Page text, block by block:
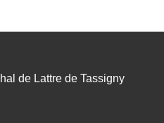
de Lattre de Tassigny